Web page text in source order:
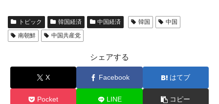
他人事のような発言。
『Money1』
韓国半導体『SKハイニックス』2026年2Qの
業績「史上最高益」当期純利益は前年同期比13.4倍に。
韓国･加徳島新国際空港「またも暗礁」の危
機 ⇒ 10.7兆では損が出るからできない。
【速報】韓国株式市場の暴落・本日07月29
日(水)もサイドカー・サーキットブレイカーの二段コンボ
トピック 韓国経済 中国経済 韓国
中国
南朝鮮
中国共産党
シェアする
X Facebook はてブ
Pocket LINE コピー